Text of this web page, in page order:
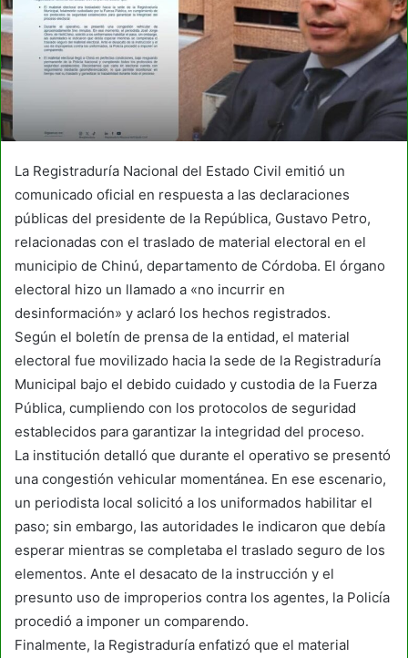
La Registraduría Nacional del Estado Civil emitió un
comunicado oficial en respuesta a las declaraciones
públicas del presidente de la República, Gustavo Petro,
relacionadas con el traslado de material electoral en el
municipio de Chinú, departamento de Córdoba. El órgano
electoral hizo un llamado a «no incurrir en
desinformación» y aclaró los hechos registrados.
Según el boletín de prensa de la entidad, el material
electoral fue movilizado hacia la sede de la Registraduría
Municipal bajo el debido cuidado y custodia de la Fuerza
Pública, cumpliendo con los protocolos de seguridad
establecidos para garantizar la integridad del proceso.
La institución detalló que durante el operativo se presentó
una congestión vehicular momentánea. En ese escenario,
un periodista local solicitó a los uniformados habilitar el
paso; sin embargo, las autoridades le indicaron que debía
esperar mientras se completaba el traslado seguro de los
elementos. Ante el desacato de la instrucción y el
presunto uso de improperios contra los agentes, la Policía
procedió a imponer un comparendo.
Finalmente, la Registraduría enfatizó que el material